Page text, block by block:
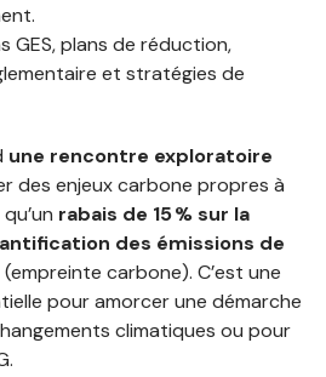
GES, plans de réduction,
et stratégies de
une rencontre exploratoire
des enjeux carbone propres à
rabais de 15 % sur la
des émissions de
(empreinte carbone). C’est une
pour amorcer une démarche
climatiques ou pour